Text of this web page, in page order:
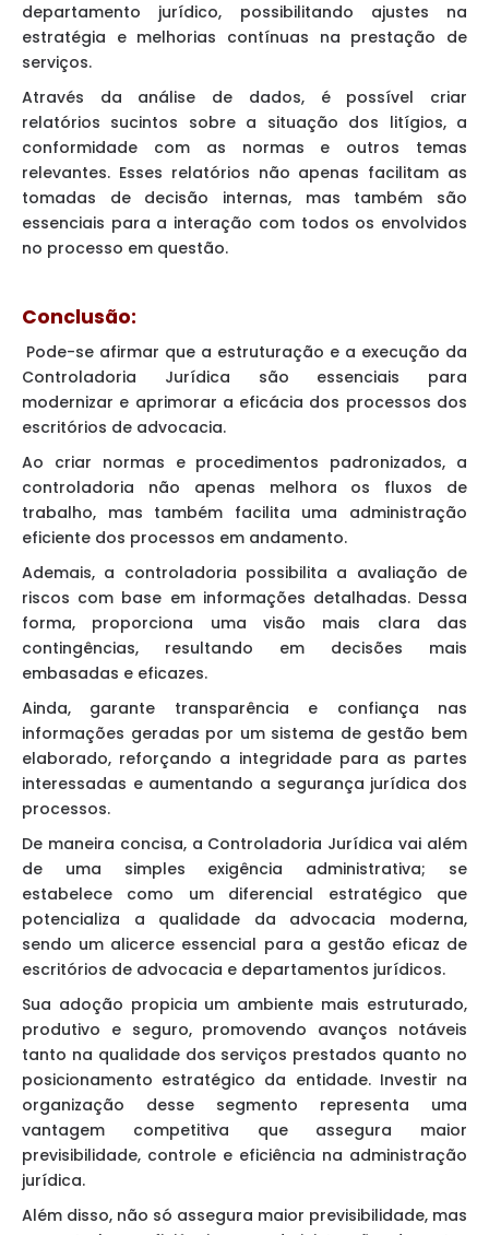
departamento jurídico, possibilitando ajustes na
estratégia e melhorias contínuas na prestação de
serviços.
Através da análise de dados, é possível criar
relatórios sucintos sobre a situação dos litígios, a
conformidade com as normas e outros temas
relevantes. Esses relatórios não apenas facilitam as
tomadas de decisão internas, mas também são
essenciais para a interação com todos os envolvidos
no processo em questão.
Conclusão:
Pode-se afirmar que a estruturação e a execução da
Controladoria Jurídica são essenciais para
modernizar e aprimorar a eficácia dos processos dos
escritórios de advocacia.
Ao criar normas e procedimentos padronizados, a
controladoria não apenas melhora os fluxos de
trabalho, mas também facilita uma administração
eficiente dos processos em andamento.
Ademais, a controladoria possibilita a avaliação de
riscos com base em informações detalhadas. Dessa
forma, proporciona uma visão mais clara das
contingências, resultando em decisões mais
embasadas e eficazes.
Ainda, garante transparência e confiança nas
informações geradas por um sistema de gestão bem
elaborado, reforçando a integridade para as partes
interessadas e aumentando a segurança jurídica dos
processos.
De maneira concisa, a Controladoria Jurídica vai além
de uma simples exigência administrativa; se
estabelece como um diferencial estratégico que
potencializa a qualidade da advocacia moderna,
sendo um alicerce essencial para a gestão eficaz de
escritórios de advocacia e departamentos jurídicos.
Sua adoção propicia um ambiente mais estruturado,
produtivo e seguro, promovendo avanços notáveis
tanto na qualidade dos serviços prestados quanto no
posicionamento estratégico da entidade. Investir na
organização desse segmento representa uma
vantagem competitiva que assegura maior
previsibilidade, controle e eficiência na administração
jurídica.
Além disso, não só assegura maior previsibilidade, mas